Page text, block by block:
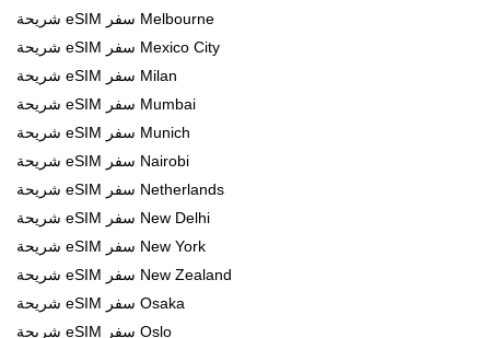
شريحة eSIM سفر Melbourne
شريحة eSIM سفر Mexico City
شريحة eSIM سفر Milan
شريحة eSIM سفر Mumbai
شريحة eSIM سفر Munich
شريحة eSIM سفر Nairobi
شريحة eSIM سفر Netherlands
شريحة eSIM سفر New Delhi
شريحة eSIM سفر New York
شريحة eSIM سفر New Zealand
شريحة eSIM سفر Osaka
شريحة eSIM سفر Oslo